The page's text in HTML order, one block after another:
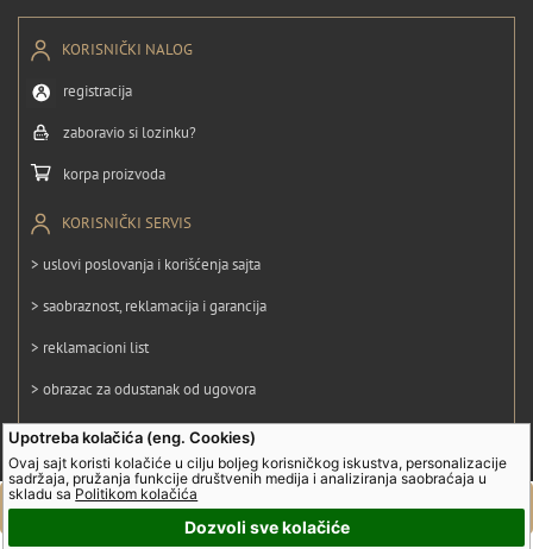
Upotreba kolačića (eng. Cookies)
Ovaj sajt koristi kolačiće u cilju boljeg korisničkog iskustva, personalizacije
sadržaja, pružanja funkcije društvenih medija i analiziranja saobraćaja u
skladu sa Politikom kolačića
Dozvoli sve kolačiće
KORISNIČKI NALOG
registracija
zaboravio si lozinku?
korpa proizvoda
KORISNIČKI SERVIS
> uslovi poslovanja i korišćenja sajta
> saobraznost, reklamacija i garancija
> reklamacioni list
> obrazac za odustanak od ugovora
> politika privatnosti
> politika kolačića